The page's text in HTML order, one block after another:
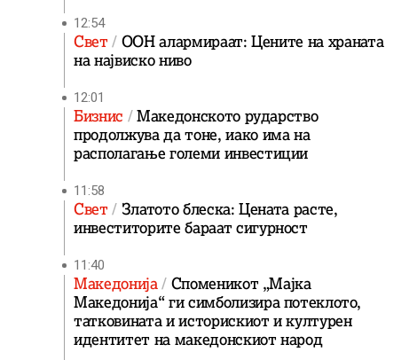
12:54
Свет ООН алармираат: Цените на храната
на највиско ниво
12:01
Бизнис
Македонското рударство
продолжува да тоне, иако има на
располагање големи инвестиции
11:58
Свет Златото блеска: Цената расте,
инвеститорите бараат сигурност
11:40
Македонија Споменикот „Мајка
Македонија“ ги симболизира потеклото,
татковината и историскиот и културен
идентитет на македонскиот народ